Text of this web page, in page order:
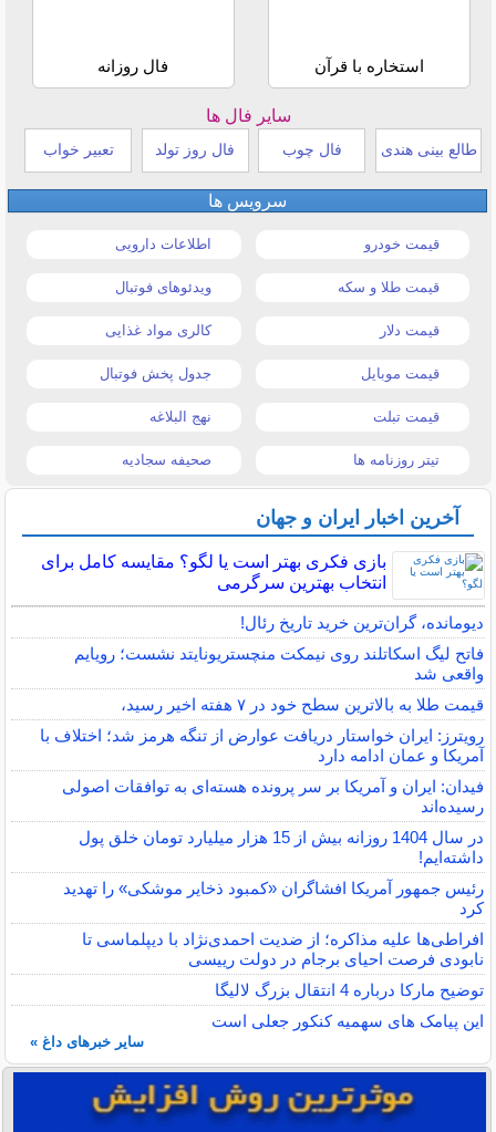
استخاره با قرآن فال روزانه
سایر فال ها
طالع بینی هندی فال چوب فال روز تولد تعبیر خواب
سرویس ها
قیمت خودرو اطلاعات دارویی
قیمت طلا و سکه ویدئوهای فوتبال
قیمت دلار کالری مواد غذایی
قیمت موبایل جدول پخش فوتبال
قیمت تبلت نهج البلاغه
تیتر روزنامه ها صحیفه سجادیه
آخرین اخبار ایران و جهان
بازی فکری بهتر است یا لگو؟ مقایسه کامل برای
انتخاب بهترین سرگرمی
دیومانده، گران‌ترین خرید تاریخ رئال!
فاتح لیگ اسکاتلند روی نیمکت منچستریونایتد نشست؛ رویایم
واقعی شد
قیمت طلا به بالاترین سطح خود در ۷ هفته اخیر رسید،
رویترز: ایران خواستار دریافت عوارض از تنگه هرمز شد؛ اختلاف با
آمریکا و عمان ادامه دارد
فیدان: ایران و آمریکا بر سر پرونده هسته‌ای به توافقات اصولی
رسیده‌اند
در سال 1404 روزانه بیش از 15 هزار میلیارد تومان خلق پول
داشته‌ایم!
رئیس جمهور آمریکا افشاگران «کمبود ذخایر موشکی» را تهدید
کرد
افراطی‌ها علیه مذاکره؛ از ضدیت احمدی‌نژاد با دیپلماسی تا
نابودی فرصت احیای برجام در دولت رییسی
توضیح مارکا درباره 4 انتقال بزرگ لالیگا
این پیامک های سهمیه کنکور جعلی است
سایر خبرهای داغ »